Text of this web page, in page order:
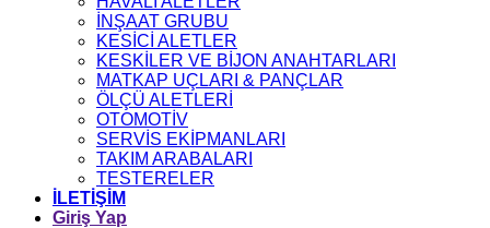
İNŞAAT GRUBU
KESİCİ ALETLER
KESKİLER VE BİJON ANAHTARLARI
MATKAP UÇLARI & PANÇLAR
ÖLÇÜ ALETLERİ
OTOMOTİV
SERVİS EKİPMANLARI
TAKIM ARABALARI
TESTERELER
İLETİŞİM
Giriş Yap